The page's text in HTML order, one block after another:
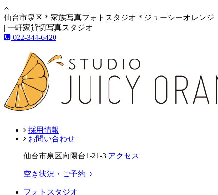
仙台市泉区＊家族写真フォトスタジオ＊ジューシーオレンジ
| 一軒家貸切写真スタジオ
022-344-6420
採用情報
お問い合わせ
仙台市泉区向陽台1-21-3 アクセス
空き状況・ご予約
フォトスタジオ